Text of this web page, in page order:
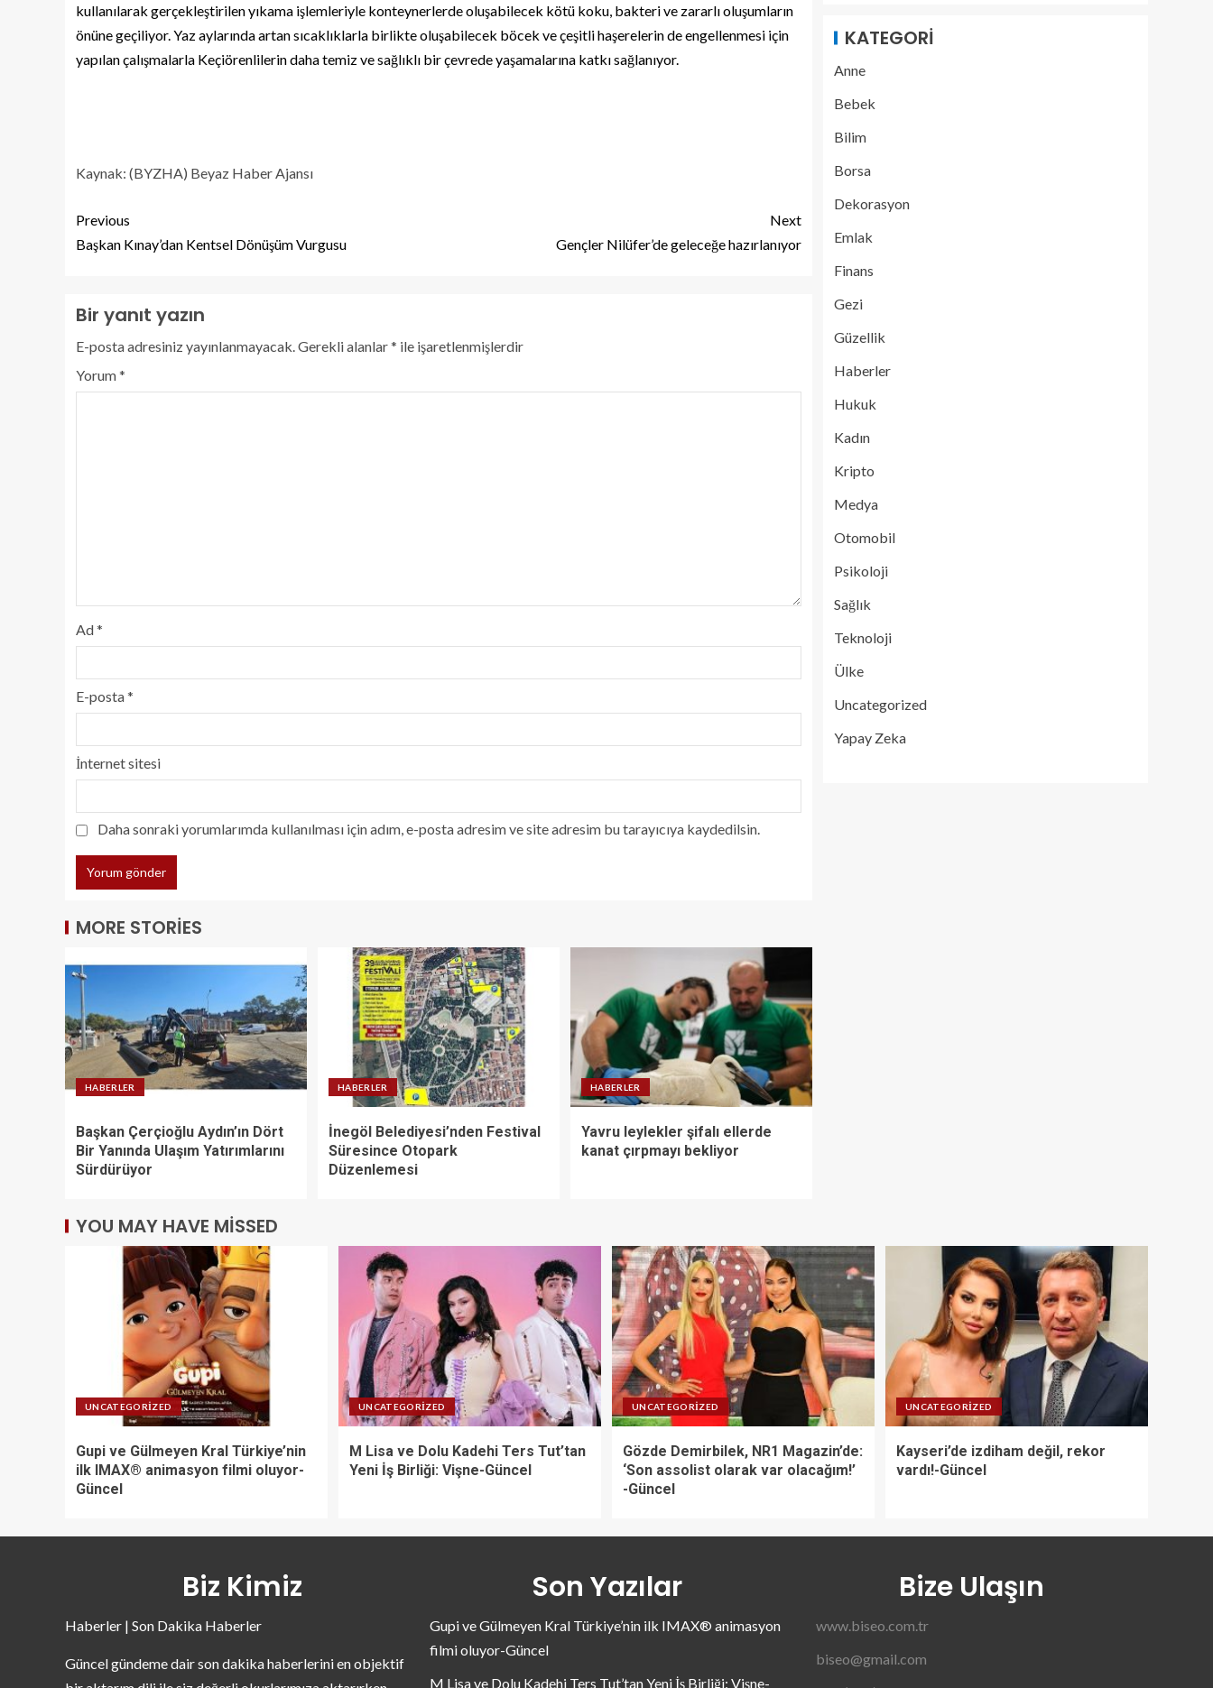
kullanılarak gerçekleştirilen yıkama işlemleriyle konteynerlerde oluşabilecek kötü koku, bakteri ve zararlı oluşumların
önüne geçiliyor. Yaz aylarında artan sıcaklıklarla birlikte oluşabilecek böcek ve çeşitli haşerelerin de engellenmesi için
yapılan çalışmalarla Keçiörenlilerin daha temiz ve sağlıklı bir çevrede yaşamalarına katkı sağlanıyor.
Kaynak: (BYZHA) Beyaz Haber Ajansı
Previous
Başkan Kınay’dan Kentsel Dönüşüm Vurgusu
Next
Gençler Nilüfer’de geleceğe hazırlanıyor
Bir yanıt yazın
E-posta adresiniz yayınlanmayacak.Gerekli alanlar* ile işaretlenmişlerdir
Yorum*
Ad*
E-posta*
İnternet sitesi
Daha sonraki yorumlarımda kullanılması için adım, e-posta adresim ve site adresim bu tarayıcıya kaydedilsin.
MORE STORIES
HABERLER
Başkan Çerçioğlu Aydın’ın Dört
Bir Yanında Ulaşım Yatırımlarını
Sürdürüyor
HABERLER
İnegöl Belediyesi’nden Festival
Süresince Otopark
Düzenlemesi
HABERLER
Yavru leylekler şifalı ellerde
kanat çırpmayı bekliyor
KATEGORI
Anne
Bebek
Bilim
Borsa
Dekorasyon
Emlak
Finans
Gezi
Güzellik
Haberler
Hukuk
Kadın
Kripto
Medya
Otomobil
Psikoloji
Sağlık
Teknoloji
Ülke
Uncategorized
Yapay Zeka
YOU MAY HAVE MISSED
UNCATEGORIZED
Gupi ve Gülmeyen Kral Türkiye’nin
ilk IMAX® animasyon filmi oluyor-
Güncel
UNCATEGORIZED
M Lisa ve Dolu Kadehi Ters Tut’tan
Yeni İş Birliği: Vişne-Güncel
UNCATEGORIZED
Gözde Demirbilek, NR1 Magazin’de:
‘Son assolist olarak var olacağım!’
-Güncel
UNCATEGORIZED
Kayseri’de izdiham değil, rekor
vardı!-Güncel
Biz Kimiz
Haberler | Son Dakika Haberler
Güncel gündeme dair son dakika haberlerini en objektif
Son Yazılar
Gupi ve Gülmeyen Kral Türkiye’nin ilk IMAX® animasyon
filmi oluyor-Güncel
M Lisa ve Dolu Kadehi Ters Tut’tan Yeni İş Birliği: Vişne-
Bize Ulaşın
www.biseo.com.tr
biseo@gmail.com